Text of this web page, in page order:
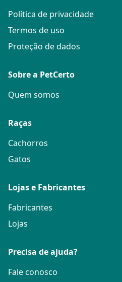
Política de privacidade
Termos de uso
Proteção de dados
Sobre a PetCerto
Quem somos
Raças
Cachorros
Gatos
Lojas e Fabricantes
Fabricantes
Lojas
Precisa de ajuda?
Fale conosco